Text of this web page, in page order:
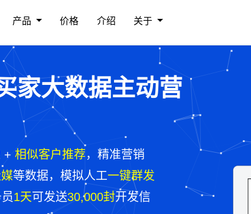
产品 价格 介绍 关于
家大数据主动营
+ 相似客户推荐，精准营销
等数据，模拟人工一键群发
1天可发送30,000封开发信